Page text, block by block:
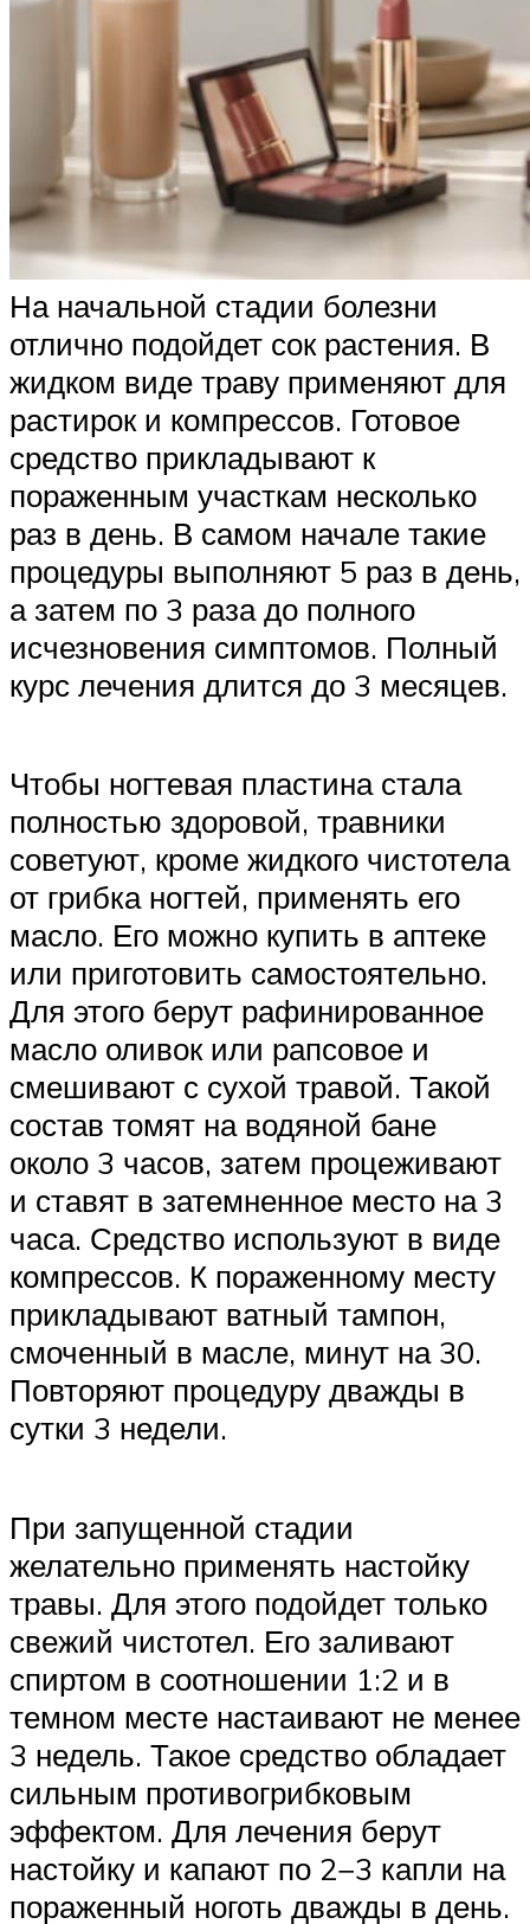
На начальной стадии болезни
отлично подойдет сок растения. В
жидком виде траву применяют для
растирок и компрессов. Готовое
средство прикладывают к
пораженным участкам несколько
раз в день. В самом начале такие
процедуры выполняют 5 раз в день,
а затем по 3 раза до полного
исчезновения симптомов. Полный
курс лечения длится до 3 месяцев.
Чтобы ногтевая пластина стала
полностью здоровой, травники
советуют, кроме жидкого чистотела
от грибка ногтей, применять его
масло. Его можно купить в аптеке
или приготовить самостоятельно.
Для этого берут рафинированное
масло оливок или рапсовое и
смешивают с сухой травой. Такой
состав томят на водяной бане
около 3 часов, затем процеживают
и ставят в затемненное место на 3
часа. Средство используют в виде
компрессов. К пораженному месту
прикладывают ватный тампон,
смоченный в масле, минут на 30.
Повторяют процедуру дважды в
сутки 3 недели.
При запущенной стадии
желательно применять настойку
травы. Для этого подойдет только
свежий чистотел. Его заливают
спиртом в соотношении 1:2 и в
темном месте настаивают не менее
3 недель. Такое средство обладает
сильным противогрибковым
эффектом. Для лечения берут
настойку и капают по 2−3 капли на
пораженный ноготь дважды в день.